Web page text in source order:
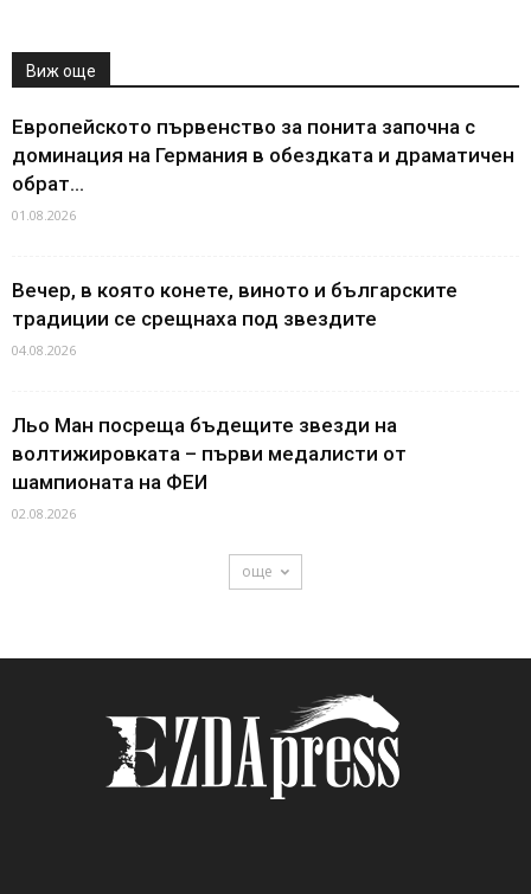
Виж още
Европейското първенство за понита започна с
доминация на Германия в обездката и драматичен
обрат...
01.08.2026
Вечер, в която конете, виното и българските
традиции се срещнаха под звездите
04.08.2026
Льо Ман посреща бъдещите звезди на
волтижировката – първи медалисти от
шампионата на ФЕИ
02.08.2026
още